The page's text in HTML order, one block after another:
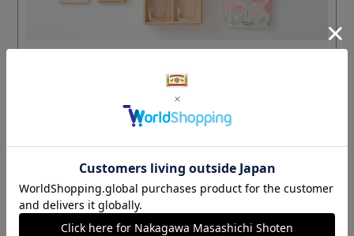
→ 詳しくはこちら
11 の商品